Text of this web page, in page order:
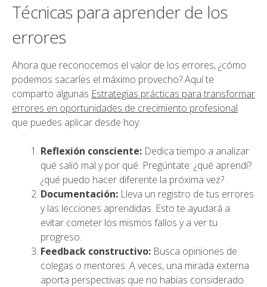
Técnicas para aprender de los
errores
Ahora que reconocemos el valor de los errores, ¿cómo
podemos sacarles el máximo provecho? Aquí te
comparto algunas Estrategias prácticas para transformar
errores en oportunidades de crecimiento profesional
que puedes aplicar desde hoy:
Reflexión consciente: Dedica tiempo a analizar
qué salió mal y por qué. Pregúntate: ¿qué aprendí?
¿qué puedo hacer diferente la próxima vez?
Documentación: Lleva un registro de tus errores
y las lecciones aprendidas. Esto te ayudará a
evitar cometer los mismos fallos y a ver tu
progreso.
Feedback constructivo: Busca opiniones de
colegas o mentores. A veces, una mirada externa
aporta perspectivas que no habías considerado.